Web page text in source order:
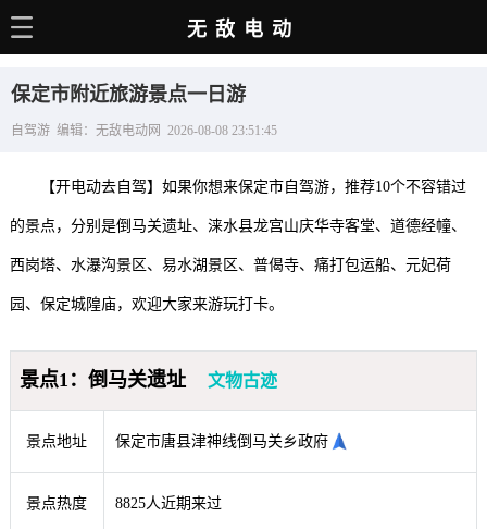
电动百科
选车推荐
充电站
销量榜
经销商
无敌电动
保定市附近旅游景点一日游
自驾游 编辑：无敌电动网 2026-08-08 23:51:45
【开电动去自驾】如果你想来保定市自驾游，推荐10个不容错过
的景点，分别是倒马关遗址、涞水县龙宫山庆华寺客堂、道德经幢、
西岗塔、水瀑沟景区、易水湖景区、普偈寺、痛打包运船、元妃荷
园、保定城隍庙，欢迎大家来游玩打卡。
景点1：倒马关遗址 文物古迹
景点地址 保定市唐县津神线倒马关乡政府
景点热度 8825人近期来过